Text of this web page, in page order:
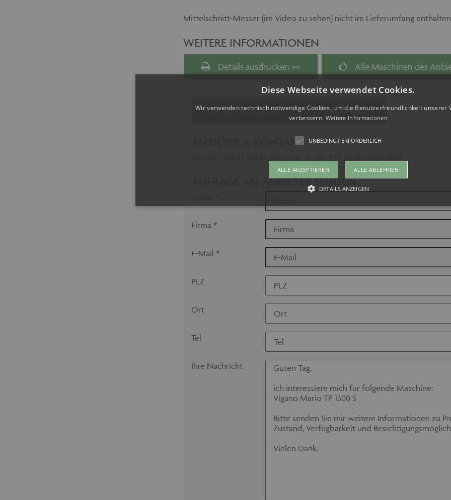
Mittelschnitt-Messer (im Video zu sehen) nicht im Lieferumfang
WEITERE INFORMATIONEN
Details ausdrucken >> Alle Maschinen des
MASCHINE JETZT HIER ANFRAGEN
ANBIETER & KONTAKT
ANFRAGE AN ANBIETER SENDEN
Firma *
E-Mail *
PLZ
Ort
Tel
Ihre Nachricht
Diese Webseite verwendet Cookies.
Wir verwenden technisch notwendige Cookies, um die Benutzerfreundlichkeit unserer
verbessern. Weitere Informationen
UNBEDINGT ERFORDERLICH
ALLE AKZEPTIEREN ALLE ABLEHNEN
DETAILS ANZEIGEN
erforderlichen Cookies kann die Website nicht ordnungsgemäß verwendet werden. Als Besucher müssten Sie
Cookie-Banner auf jeder Seite Ihre Zustimmung geben.
Spracheinstellungen für Besucher der Webseite zu
CookieScriptConsent
1 Monat
Dieses Cookie wird vom Cookie-Script.com-Dienst